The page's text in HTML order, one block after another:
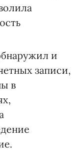
и
записи,
в